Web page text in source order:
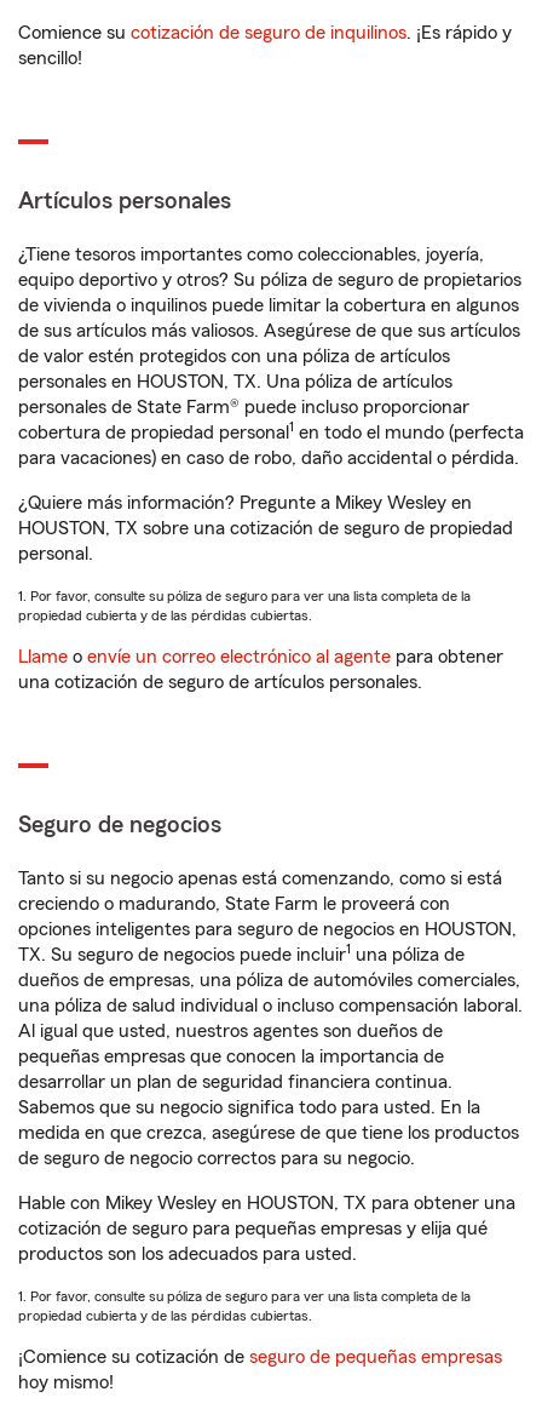
Comience su cotización de seguro de inquilinos. ¡Es rápido y
sencillo!
Artículos personales
¿Tiene tesoros importantes como coleccionables, joyería,
equipo deportivo y otros? Su póliza de seguro de propietarios
de vivienda o inquilinos puede limitar la cobertura en algunos
de sus artículos más valiosos. Asegúrese de que sus artículos
de valor estén protegidos con una póliza de artículos
personales en HOUSTON, TX. Una póliza de artículos
personales de State Farm® puede incluso proporcionar
cobertura de propiedad personal 1 en todo el mundo (perfecta
para vacaciones) en caso de robo, daño accidental o pérdida.
¿Quiere más información? Pregunte a Mikey Wesley en
HOUSTON, TX sobre una cotización de seguro de propiedad
personal.
1. Por favor, consulte su póliza de seguro para ver una lista completa de la
propiedad cubierta y de las pérdidas cubiertas.
Llame o envíe un correo electrónico al agente para obtener
una cotización de seguro de artículos personales.
Seguro de negocios
Tanto si su negocio apenas está comenzando, como si está
creciendo o madurando, State Farm le proveerá con
opciones inteligentes para seguro de negocios en HOUSTON,
TX. Su seguro de negocios puede incluir1 una póliza de
dueños de empresas, una póliza de automóviles comerciales,
una póliza de salud individual o incluso compensación laboral.
Al igual que usted, nuestros agentes son dueños de
pequeñas empresas que conocen la importancia de
desarrollar un plan de seguridad financiera continua.
Sabemos que su negocio significa todo para usted. En la
medida en que crezca, asegúrese de que tiene los productos
de seguro de negocio correctos para su negocio.
Hable con Mikey Wesley en HOUSTON, TX para obtener una
cotización de seguro para pequeñas empresas y elija qué
productos son los adecuados para usted.
1. Por favor, consulte su póliza de seguro para ver una lista completa de la
propiedad cubierta y de las pérdidas cubiertas.
¡Comience su cotización de seguro de pequeñas empresas
hoy mismo!